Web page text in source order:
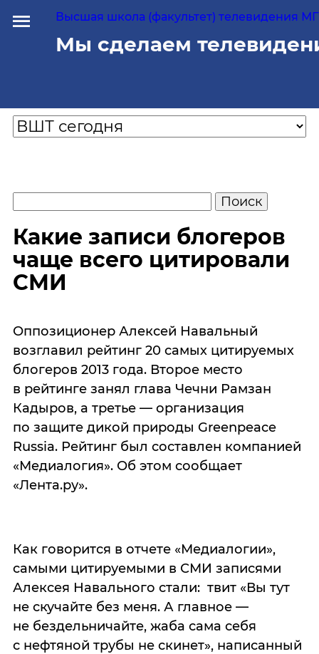
Высшая школа (факультет) телевидения
Мы сделаем
Какие записи блогеров
чаще всего цитировали
СМИ
Оппозиционер Алексей Навальный
возглавил рейтинг 20 самых цитируемых
блогеров 2013 года. Второе место
в рейтинге занял глава Чечни Рамзан
Кадыров, а третье — организация
по защите дикой природы Greenpeace
Russia. Рейтинг был составлен компанией
«Медиалогия». Об этом сообщает
«Лента.ру».
Как говорится в отчете «Медиалогии»,
самыми цитируемыми в СМИ записями
Алексея Навального стали: твит «Вы тут
не скучайте без меня. А главное —
не бездельничайте, жаба сама себя
с нефтяной трубы не скинет», написанный